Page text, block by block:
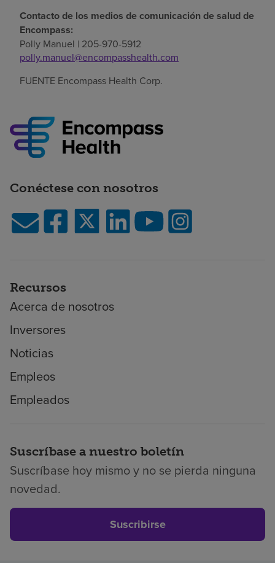
Contacto de los medios de comunicación de salud de
Encompass:
Polly Manuel | 205-970-5912
polly.manuel@encompasshealth.com
FUENTE Encompass Health Corp.
Conéctese con nosotros
Recursos
Acerca de nosotros
Inversores
Noticias
Empleos
Empleados
Suscríbase a nuestro boletín
Suscríbase hoy mismo y no se pierda ninguna
novedad.
Suscribirse